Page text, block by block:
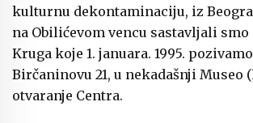
kulturnu dekontaminaciju, iz
na Obilićevom vencu sastavljali
Kruga koje 1. januara. 1995.
Birčaninovu 21, u nekadašnji Museo
otvaranje Centra.